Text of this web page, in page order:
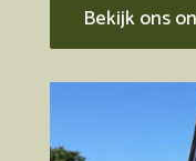
Bekijk ons